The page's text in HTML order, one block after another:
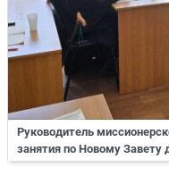
Руководитель
занятия по Новому